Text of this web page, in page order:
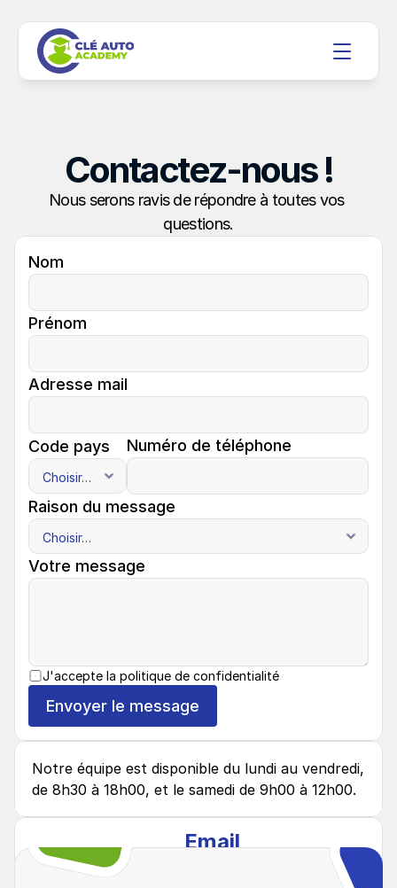
Contactez-nous !
Nous serons ravis de répondre à toutes vos
questions.
Notre équipe est disponible du lundi au vendredi,
de 8h30 à 18h00, et le samedi de 9h00 à 12h00.
Email
contact@cleautoacademy.fr
Nom
Prénom
Adresse mail
Code pays Numéro de téléphone
Raison du message
Votre message
J'accepte la politique de confidentialité
Envoyer le message